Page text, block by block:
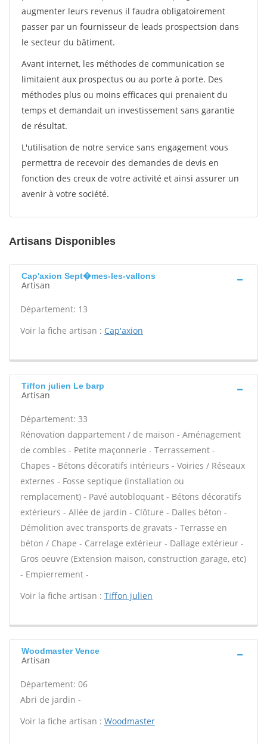
augmenter leurs revenus il faudra obligatoirement
passer par un fournisseur de leads prospectsion dans
le secteur du bâtiment.
Avant internet, les méthodes de communication se
limitaient aux prospectus ou au porte à porte. Des
méthodes plus ou moins efficaces qui prenaient du
temps et demandait un investissement sans garantie
de résultat.
L'utilisation de notre service sans engagement vous
permettra de recevoir des demandes de devis en
fonction des creux de votre activité et ainsi assurer un
avenir à votre société.
Artisans Disponibles
Cap'axion Sept�mes-les-vallons
Artisan
Département: 13
Voir la fiche artisan : Cap'axion
Tiffon julien Le barp
Artisan
Département: 33
Rénovation dappartement / de maison - Aménagement
de combles - Petite maçonnerie - Terrassement -
Chapes - Bétons décoratifs intérieurs - Voiries / Réseaux
externes - Fosse septique (installation ou
remplacement) - Pavé autobloquant - Bétons décoratifs
extérieurs - Allée de jardin - Clôture - Dalles béton -
Démolition avec transports de gravats - Terrasse en
béton / Chape - Carrelage extérieur - Dallage extérieur -
Gros oeuvre (Extension maison, construction garage, etc)
- Empierrement -
Voir la fiche artisan : Tiffon julien
Woodmaster Vence
Artisan
Département: 06
Abri de jardin -
Voir la fiche artisan : Woodmaster